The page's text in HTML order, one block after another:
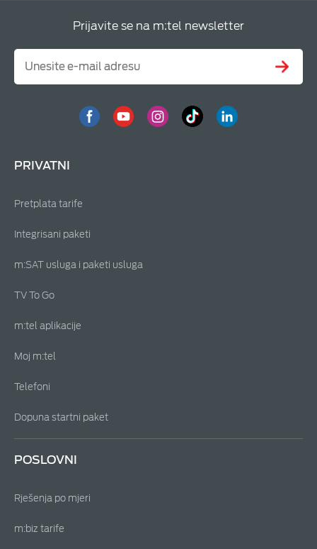
Prijavite se na m:tel newsletter
PRIVATNI
Pretplata tarife
Integrisani paketi
m:SAT usluga i paketi usluga
TV To Go
m:tel aplikacije
Moj m:tel
Telefoni
Dopuna startni paket
POSLOVNI
Rješenja po mjeri
m:biz tarife